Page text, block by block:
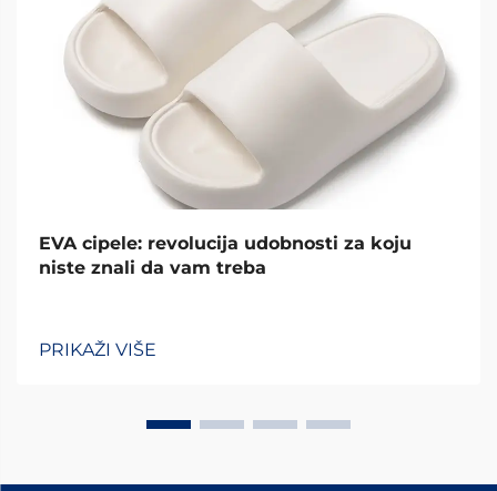
EVA cipele: revolucija udobnosti za koju
niste znali da vam treba
PRIKAŽI VIŠE